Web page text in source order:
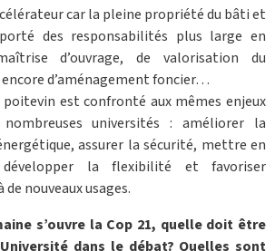
car la pleine propriété du bâti et
des responsabilités plus large en
d’ouvrage, de valorisation du
d’aménagement foncier…
est confronté aux mêmes enjeux
universités : améliorer la
assurer la sécurité, mettre en
développer la flexibilité et favoriser
nouveaux usages.
s’ouvre la Cop 21, quelle doit être
dans le débat? Quelles sont